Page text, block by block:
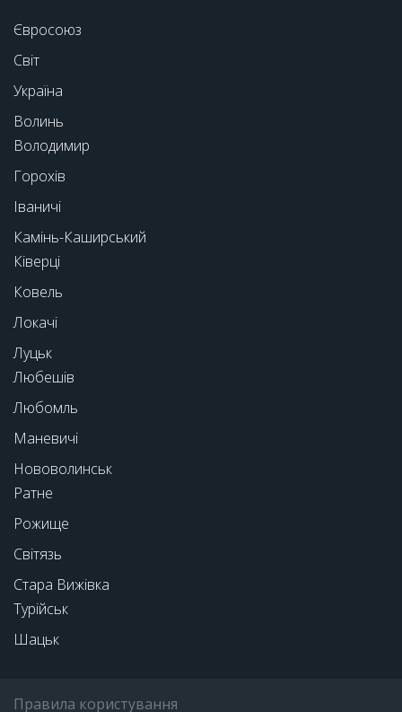
Євросоюз
Світ
Україна
Волинь
Володимир
Горохів
Іваничі
Камінь-Каширський
Ківерці
Ковель
Локачі
Луцьк
Любешів
Любомль
Маневичі
Нововолинськ
Ратне
Рожище
Світязь
Стара Вижівка
Турійськ
Шацьк
Правила користування